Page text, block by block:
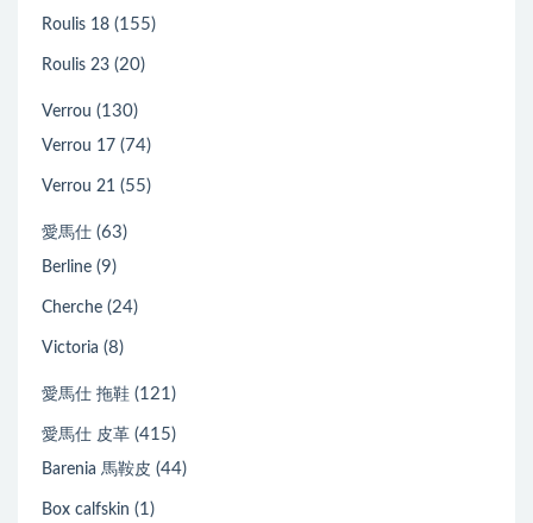
Roulis 18 (155)
Roulis 23 (20)
Verrou (130)
Verrou 17 (74)
Verrou 21 (55)
愛馬仕 (63)
Berline (9)
Cherche (24)
Victoria (8)
愛馬仕 拖鞋 (121)
愛馬仕 皮革 (415)
Barenia 馬鞍皮 (44)
Box calfskin (1)